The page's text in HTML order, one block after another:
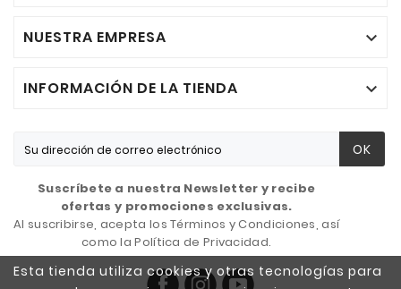
Esta tienda utiliza cookies y otras tecnologías para
NUESTRA EMPRESA 
INFORMACIÓN DE LA TIENDA 
OK
Suscríbete a nuestra Newsletter y recibe
ofertas y promociones exclusivas.
Al suscribirse, acepta los Términos y Condiciones, así
como la Política de Privacidad.